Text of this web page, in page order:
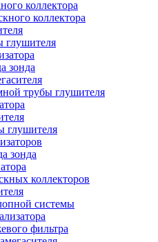
коллектора
коллектора
глушителя
зонда
трубы глушителя
глушителя
зонда
коллекторов
системы
фильтра